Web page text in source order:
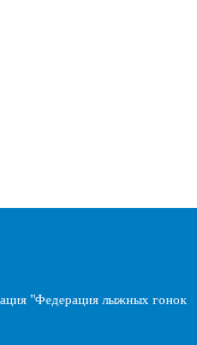
"Федерация лыжных гонок